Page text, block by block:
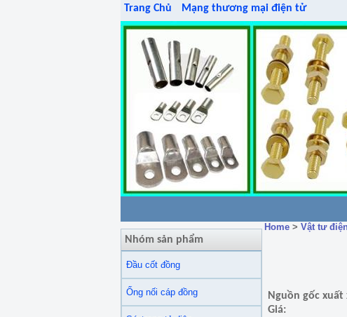
Trang Chủ Mạng thương mại điện tử
Nhóm sản phẩm
Đầu cốt đồng
Ống nối cáp đồng
Home > Vật tư
Nguồn gốc xuất
Giá: